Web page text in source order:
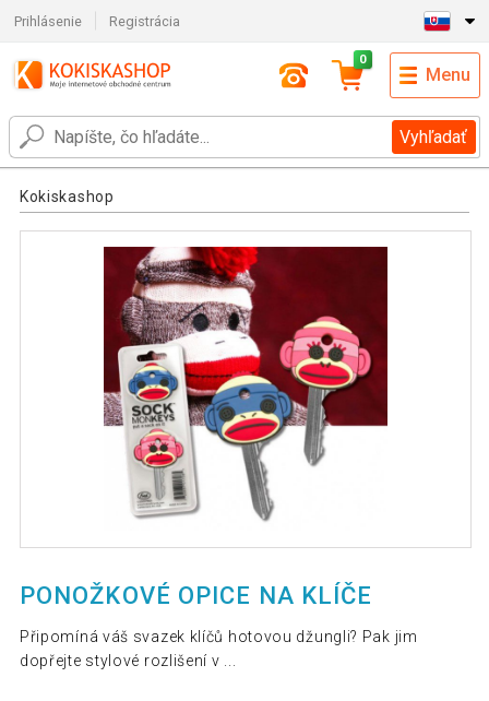
Prihlásenie Registrácia
Vyhľadať
0
Menu
Kokiskashop
PONOŽKOVÉ OPICE NA KLÍČE
Připomíná váš svazek klíčů hotovou džungli? Pak jim
dopřejte stylové rozlišení v ...